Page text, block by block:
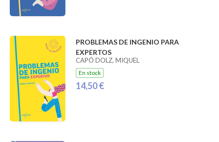
PROBLEMAS DE INGENIO PARA
EXPERTOS
CAPÓ DOLZ, MIQUEL
En stock
14,50 €